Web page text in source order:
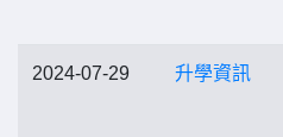
2024-07-29 升學資訊